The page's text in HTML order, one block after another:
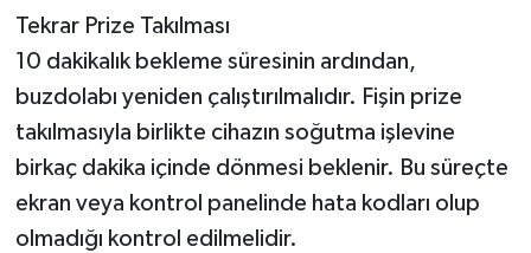
Tekrar Prize Takılması
10 dakikalık bekleme süresinin ardından,
buzdolabı yeniden çalıştırılmalıdır. Fişin prize
takılmasıyla birlikte cihazın soğutma işlevine
birkaç dakika içinde dönmesi beklenir. Bu süreçte
ekran veya kontrol panelinde hata kodları olup
olmadığı kontrol edilmelidir.